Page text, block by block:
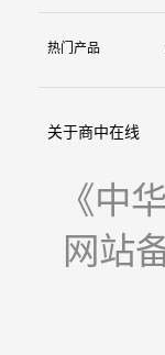
热门产品
关于商中在线
《中
网站